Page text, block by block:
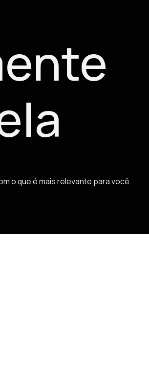
o que é mais relevante para você.